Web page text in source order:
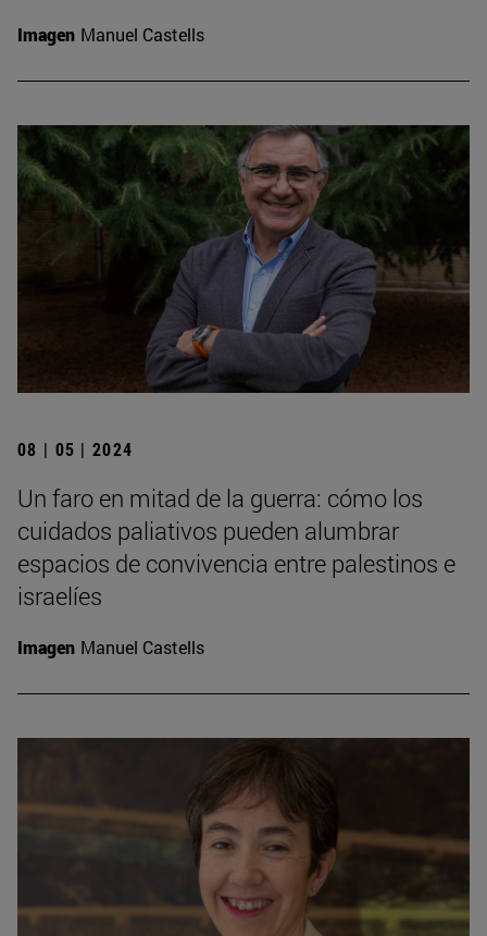
Imagen Manuel Castells
08 | 05 | 2024
Un faro en mitad de la guerra: cómo los
cuidados paliativos pueden alumbrar
espacios de convivencia entre palestinos e
israelíes
Imagen Manuel Castells